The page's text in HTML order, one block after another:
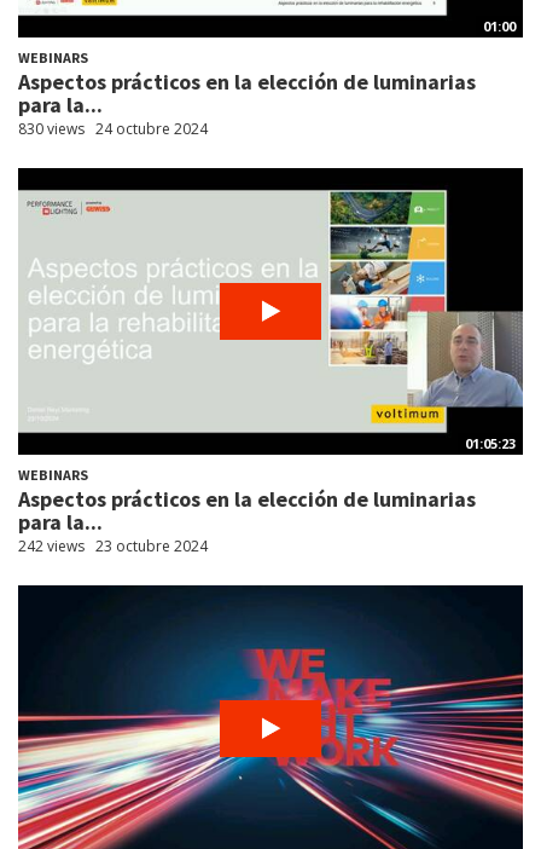
01:00
WEBINARS
Aspectos prácticos en la elección de luminarias
para la...
830 views 24 octubre 2024
01:05:23
WEBINARS
Aspectos prácticos en la elección de luminarias
para la...
242 views 23 octubre 2024